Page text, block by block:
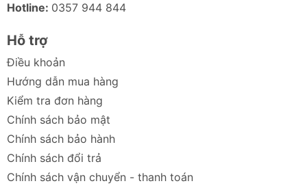
Hotline: 0357 944 844
Hỗ trợ
Điều khoản
Hướng dẫn mua hàng
Kiểm tra đơn hàng
Chính sách bảo mật
Chính sách bảo hành
Chính sách đổi trả
Chính sách vận chuyển - thanh toán